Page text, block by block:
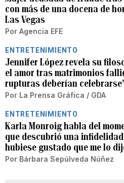
con más de una docena de
Las Vegas
Por Agencia EFE
ENTRETENIMIENTO
Jennifer López revela su
el amor tras matrimonios
rupturas deberían
Por La Prensa Gráfica / GDA
ENTRETENIMIENTO
Karla Monroig habla del
que descubrió una
hubiese gustado que me lo
Por Bárbara Sepúlveda Núñez